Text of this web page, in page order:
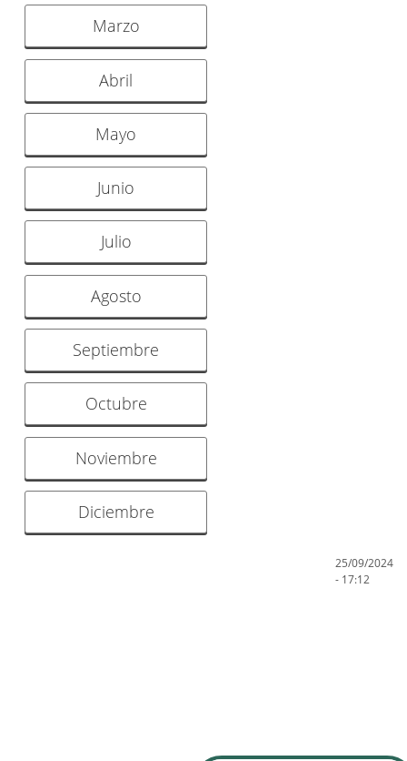
Marzo
Abril
Mayo
Junio
Julio
Agosto
Septiembre
Octubre
Noviembre
Diciembre
25/09/2024
- 17:12